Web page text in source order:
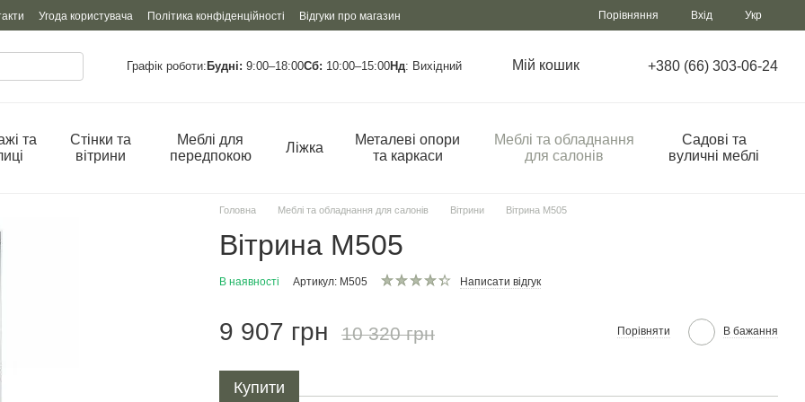
Угода користувача Політика конфіденційності Відгуки про магазин Порівняння Вхід Укр
Графік роботи: Будні: 9:00–18:00Сб: 10:00–15:00Нд: Вихідний Мій кошик +380 (66) 303-06-24
та
Стінки та
вітрини
Меблі для
передпокою
Ліжка
Металеві опори
та каркаси
Меблі та обладнання
для салонів
Садові та
вуличні меблі
Головна Меблі та обладнання для салонів Вітрини Вітрина М505
Вітрина М505
В наявності Артикул: М505 Написати відгук
9 907 грн 10 320 грн Порівняти В бажання
Купити